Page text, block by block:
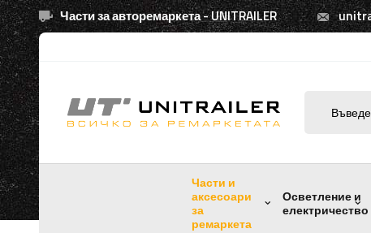
Части за авторемаркета - UNITRAILER
Части и
аксесоари
за
ремаркета
Осветление и
електричество